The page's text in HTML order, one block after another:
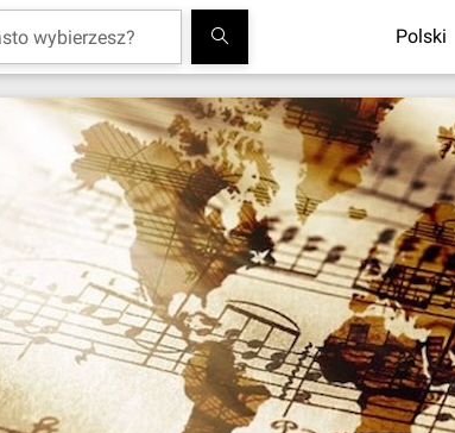
Polski